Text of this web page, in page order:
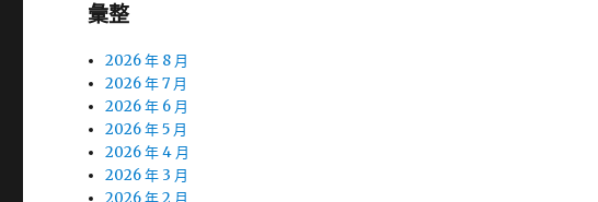
彙整
2026 年 8 月
2026 年 7 月
2026 年 6 月
2026 年 5 月
2026 年 4 月
2026 年 3 月
2026 年 2 月